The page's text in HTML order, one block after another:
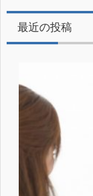
最近の投稿